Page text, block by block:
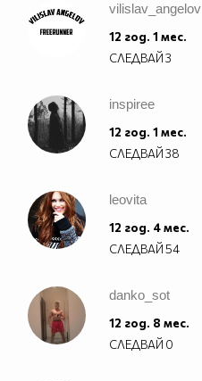
vilislav_angelov
12 год. 1 мес.
СЛЕДВАЙ3
inspiree
12 год. 1 мес.
СЛЕДВАЙ38
leovita
12 год. 4 мес.
СЛЕДВАЙ54
danko_sot
12 год. 8 мес.
СЛЕДВАЙ 0